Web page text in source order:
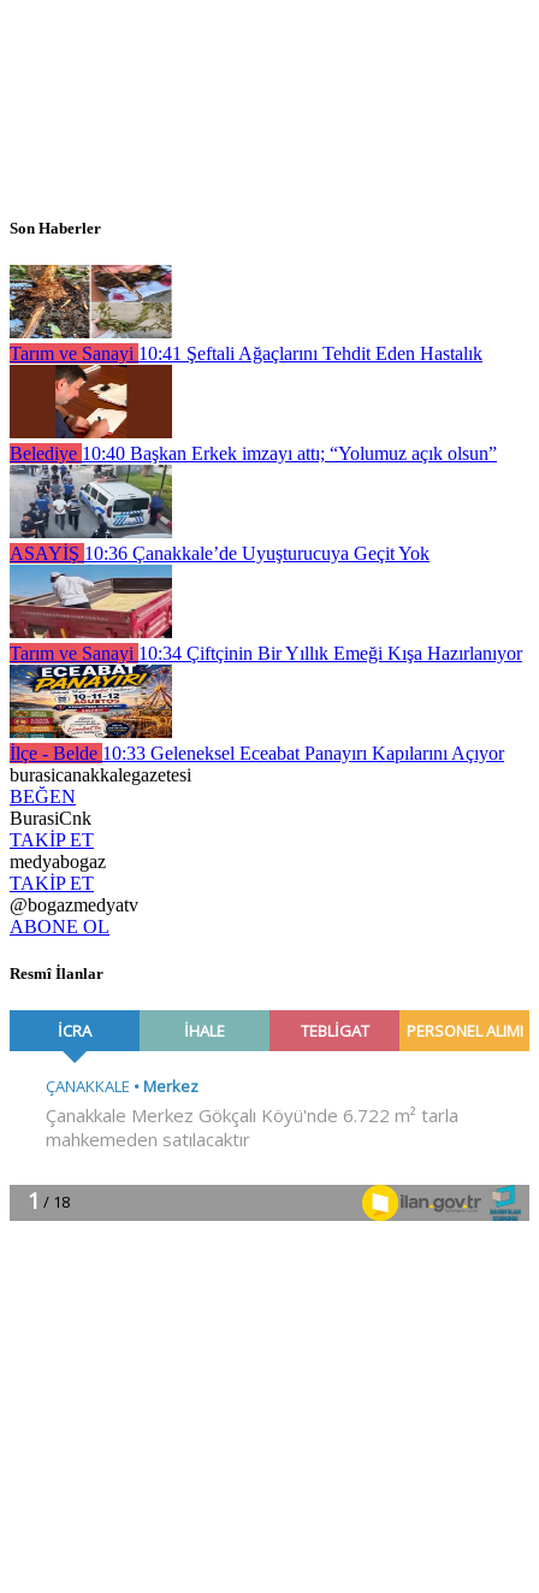
Son Haberler
Tarım ve Sanayi 10:41 Şeftali Ağaçlarını Tehdit Eden Hastalık
Belediye 10:40 Başkan Erkek imzayı attı; “Yolumuz açık olsun”
ASAYİŞ 10:36 Çanakkale’de Uyuşturucuya Geçit Yok
Tarım ve Sanayi 10:34 Çiftçinin Bir Yıllık Emeği Kışa Hazırlanıyor
İlçe - Belde 10:33 Geleneksel Eceabat Panayırı Kapılarını Açıyor
burasicanakkalegazetesi
BEĞEN
BurasiCnk
TAKİP ET
medyabogaz
TAKİP ET
@bogazmedyatv
ABONE OL
Resmî İlanlar